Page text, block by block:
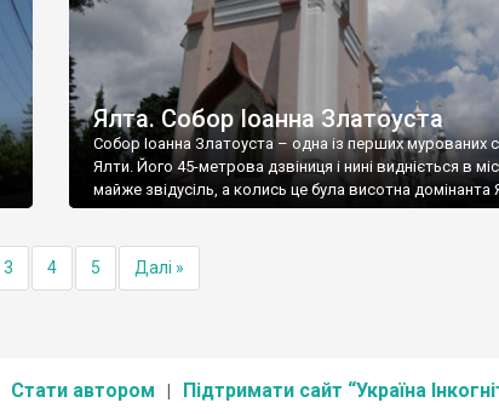
Ялта. Собор Іоанна Златоуста
Собор Іоанна Златоуста – одна із перших мурованих
Ялти. Його 45-метрова дзвіниця і нині видніється в
майже звідусіль, а колись це була висотна домінанта
3 4 5 Далі »
Стати автором Підтримати сайт “Україна